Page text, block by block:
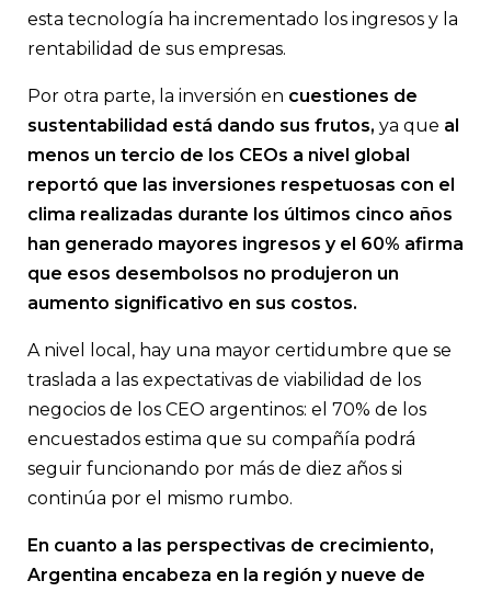
esta tecnología ha incrementado los ingresos y la
rentabilidad de sus empresas.
Por otra parte, la inversión en cuestiones de
sustentabilidad está dando sus frutos, ya que al
menos un tercio de los CEOs a nivel global
reportó que las inversiones respetuosas con el
clima realizadas durante los últimos cinco años
han generado mayores ingresos y el 60% afirma
que esos desembolsos no produjeron un
aumento significativo en sus costos.
A nivel local, hay una mayor certidumbre que se
traslada a las expectativas de viabilidad de los
negocios de los CEO argentinos: el 70% de los
encuestados estima que su compañía podrá
seguir funcionando por más de diez años si
continúa por el mismo rumbo.
En cuanto a las perspectivas de crecimiento,
Argentina encabeza en la región y nueve de